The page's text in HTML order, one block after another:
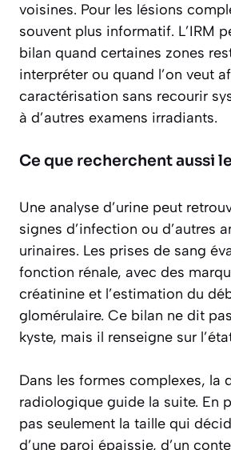
voisines. Pour les lésions
souvent plus informatif. L’IRM
bilan quand certaines zones
interpréter ou quand l’on veut
caractérisation sans recourir
à d’autres examens irradiants.
Ce que recherchent aussi
Une analyse d’urine peut
signes d’infection ou d’autres
urinaires. Les prises de sang
fonction rénale, avec des
créatinine et l’estimation du
glomérulaire. Ce bilan ne dit
kyste, mais il renseigne sur
Dans les formes complexes, la
radiologique guide la suite. En
pas seulement la taille qui
d’une paroi épaissie, d’un